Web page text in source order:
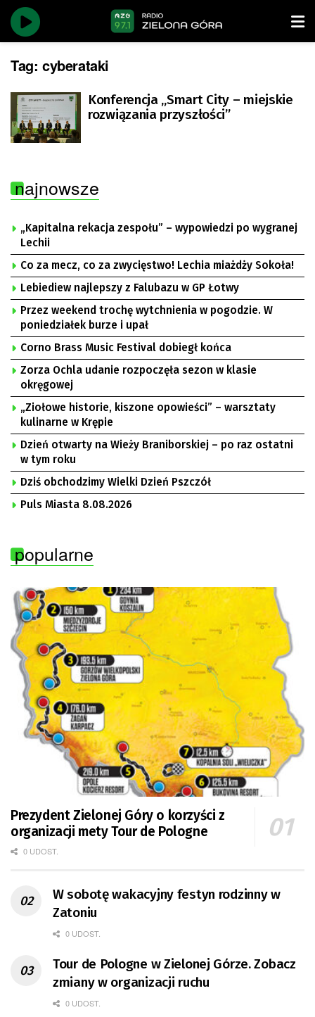
Tag: cyberataki
Konferencja „Smart City – miejskie
rozwiązania przyszłości”
najnowsze
„Kapitalna rekacja zespołu” – wypowiedzi po wygranej
Lechii
Co za mecz, co za zwycięstwo! Lechia miażdży Sokoła!
Lebiediew najlepszy z Falubazu w GP Łotwy
Przez weekend trochę wytchnienia w pogodzie. W
poniedziałek burze i upał
Corno Brass Music Festival dobiegł końca
Zorza Ochla udanie rozpoczęła sezon w klasie
okręgowej
„Ziołowe historie, kiszone opowieści” – warsztaty
kulinarne w Krępie
Dzień otwarty na Wieży Braniborskiej – po raz ostatni
w tym roku
Dziś obchodzimy Wielki Dzień Pszczół
Puls Miasta 8.08.2026
popularne
Prezydent Zielonej Góry o korzyści z
organizacji mety Tour de Pologne
0 UDOST.
W sobotę wakacyjny festyn rodzinny w
Zatoniu
0 UDOST.
Tour de Pologne w Zielonej Górze. Zobacz
zmiany w organizacji ruchu
0 UDOST.